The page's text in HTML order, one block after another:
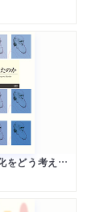
ダーウィンは進化をどう考えたのか